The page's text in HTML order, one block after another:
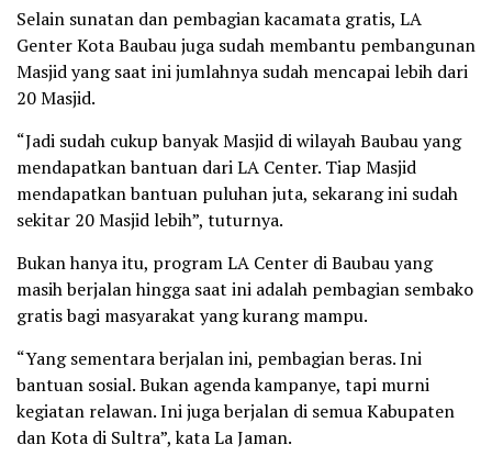
Selain sunatan dan pembagian kacamata gratis, LA
Genter Kota Baubau juga sudah membantu pembangunan
Masjid yang saat ini jumlahnya sudah mencapai lebih dari
20 Masjid.
“Jadi sudah cukup banyak Masjid di wilayah Baubau yang
mendapatkan bantuan dari LA Center. Tiap Masjid
mendapatkan bantuan puluhan juta, sekarang ini sudah
sekitar 20 Masjid lebih”, tuturnya.
Bukan hanya itu, program LA Center di Baubau yang
masih berjalan hingga saat ini adalah pembagian sembako
gratis bagi masyarakat yang kurang mampu.
“Yang sementara berjalan ini, pembagian beras. Ini
bantuan sosial. Bukan agenda kampanye, tapi murni
kegiatan relawan. Ini juga berjalan di semua Kabupaten
dan Kota di Sultra”, kata La Jaman.